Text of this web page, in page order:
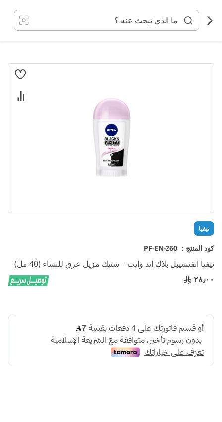
المحتوى
نيفيا
كود المنتج : PF-EN-260
نيفيا انفيسيبل بلاك اند وايت – ستيك مزيل عرق للنساء (40 مل)
٢٨٫٠٠
انتقل
تخطي
إلى
بداية
معرض
الصور